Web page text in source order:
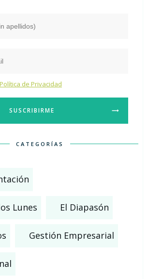
Política de Privacidad
SUSCRIBIRME
CATEGORÍAS
Lunes El Diapasón
Gestión Empresarial